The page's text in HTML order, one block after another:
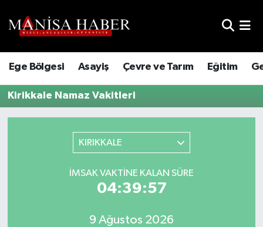
Ege Bölgesi Asayiş Çevre ve Tarım Eğitim
Kirikkale Namaz Vakitleri
KIRIKKALE
İMSAK VAKTINE KALAN SÜRE
04:39:57
9 Ağustos 2026
Trafik Durumu
Tüm Manşetler